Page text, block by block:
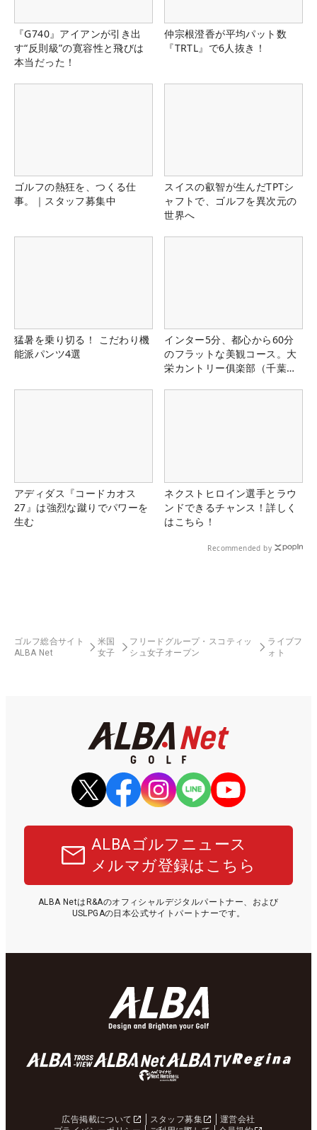
『G740』アイアンが引き出
す“反則級”の寛容性と飛びは
本当だった！
仲宗根澄香が平均パット数
『TRTL』で6人抜き！
ゴルフの熱狂を、つくる仕
事。｜スタッフ募集中
スイスの叡智が生んだTPTシ
ャフトで、ゴルフを異次元の
世界へ
猛暑を乗り切る！ こだわり機
能派パンツ4選
インター5分、都心から60分
のフラットな美観コース。大
栄カントリー俱楽部（千葉
アディダス『コードカオス
27』は強烈な蹴りでパワーを
生む
ネクストヒロイン選手とラウ
ンドできるチャンス！詳しく
はこちら！
Recommended by
ゴルフ総合サイト
ALBA Net
米国
女子
フリードグループ・スコティッ
シュ女子オープン
ライブフ
ォト
ALBAゴルフニュース
メルマガ登録はこちら
ALBA NetはR&Aのオフィシャルデジタルパートナー、および
USLPGAの日本公式サイトパートナーです。
広告掲載について スタッフ募集
運営会社